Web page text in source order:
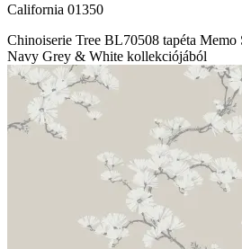
California 01350
Chinoiserie Tree BL70508 tapéta Memo
Navy Grey & White kollekciójából